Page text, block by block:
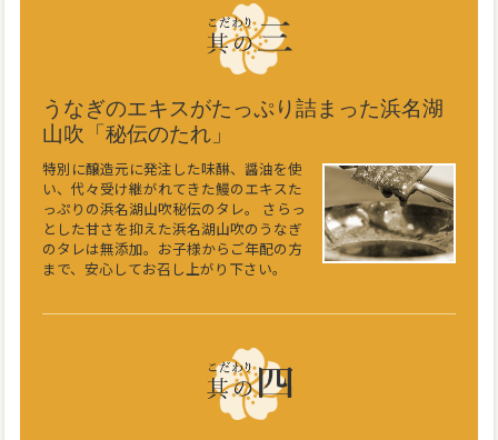
うなぎのエキスがたっぷり詰まった浜名湖
山吹「秘伝のたれ」
特別に醸造元に発注した味醂、醤油を使
い、代々受け継がれてきた鰻のエキスた
っぷりの浜名湖山吹秘伝のタレ。 さらっ
とした甘さを抑えた浜名湖山吹のうなぎ
のタレは無添加。お子様からご年配の方
まで、安心してお召し上がり下さい。